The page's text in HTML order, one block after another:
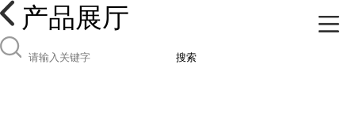
产品展厅
搜索